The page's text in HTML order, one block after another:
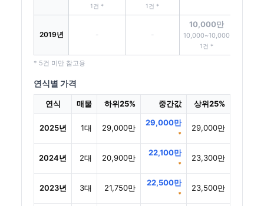
1건 * 1건 *
2019년 - -
10,000만
10,000~10,000
1건 *
* 5건 미만 참고용
연식별 가격
연식 매물 하위25% 중간값 상위25%
2025년 1대 29,000만
29,000만
*
29,000만
2024년 2대 20,900만
22,100만
*
23,300만
2023년 3대 21,750만
22,500만
*
23,500만